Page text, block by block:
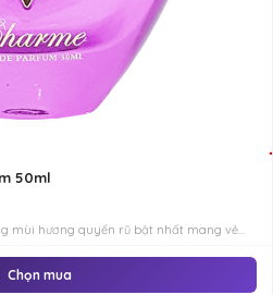
50ml
mùi hương quyến rũ bật nhất mang vẻ
Chọn mua